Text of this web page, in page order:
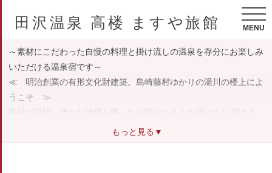
田沢温泉 高楼 ますや旅館 MENU
～素材にこだわった自慢の料理と掛け流しの温泉を存分にお楽しみ
いただける温泉宿です～
≪ 明治創業の有形文化財建築。島崎藤村ゆかりの湯川の楼上によ
うこそ ≫
藤村が逗留し豊かな詩情を練った往時そのままの静けさに溶け込
み、眺望に心落ち着かせる・・
本物の昔、本物の温泉、物の味を感じられる大人の隠れ家にお越し
もっと見る▼